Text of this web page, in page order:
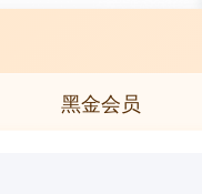
黑金会员